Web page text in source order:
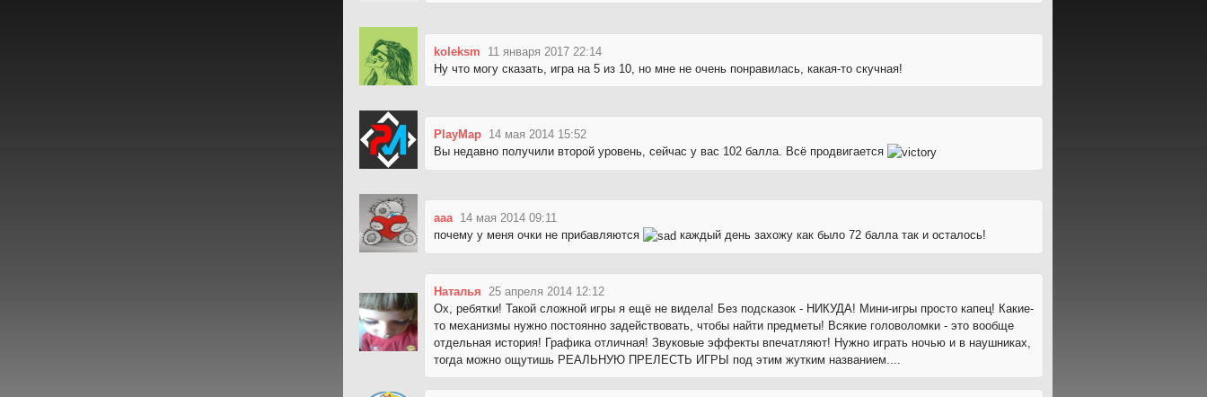
koleksm
11 января 2017 22:14
Ну что могу сказать, игра на 5 из 10, но мне не очень понравилась, какая-то скучная!
PlayMap 14 мая 2014 15:52
Вы недавно получили второй уровень, сейчас у вас 102 балла. Всё продвигается
aaa 14 мая 2014 09:11
почему у меня очки не прибавляются
каждый день захожу как было 72 балла так и осталось!
Наталья 25 апреля 2014 12:12
Ох, ребятки! Такой сложной игры я ещё не видела! Без подсказок - НИКУДА! Мини-игры просто капец! Какие-
то механизмы нужно постоянно задействовать, чтобы найти предметы! Всякие головоломки - это вообще
отдельная история! Графика отличная! Звуковые эффекты впечатляют! Нужно играть ночью и в наушниках,
тогда можно ощутишь РЕАЛЬНУЮ ПРЕЛЕСТЬ ИГРЫ под этим жутким названием....